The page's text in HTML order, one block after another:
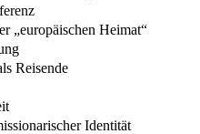
„europäischen Heimat“
Reisende
Identität